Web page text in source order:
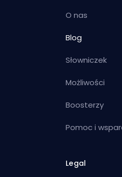
O nas
Blog
Słowniczek
Możliwości
Boosterzy
Pomoc i
Legal